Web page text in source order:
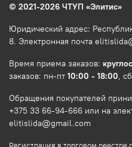
© 2021-2026 ЧТУП «Элитис»
Юридический адрес:
8. Электронная почта
Время приема заказов:
заказов: пн-пт 10:00 - 18:00,
Обращения покупателей
+375 33 66-94-666 или на
elitislida@gmail.com